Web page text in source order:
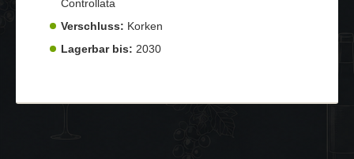
Controllata
Verschluss: Korken
Lagerbar bis: 2030